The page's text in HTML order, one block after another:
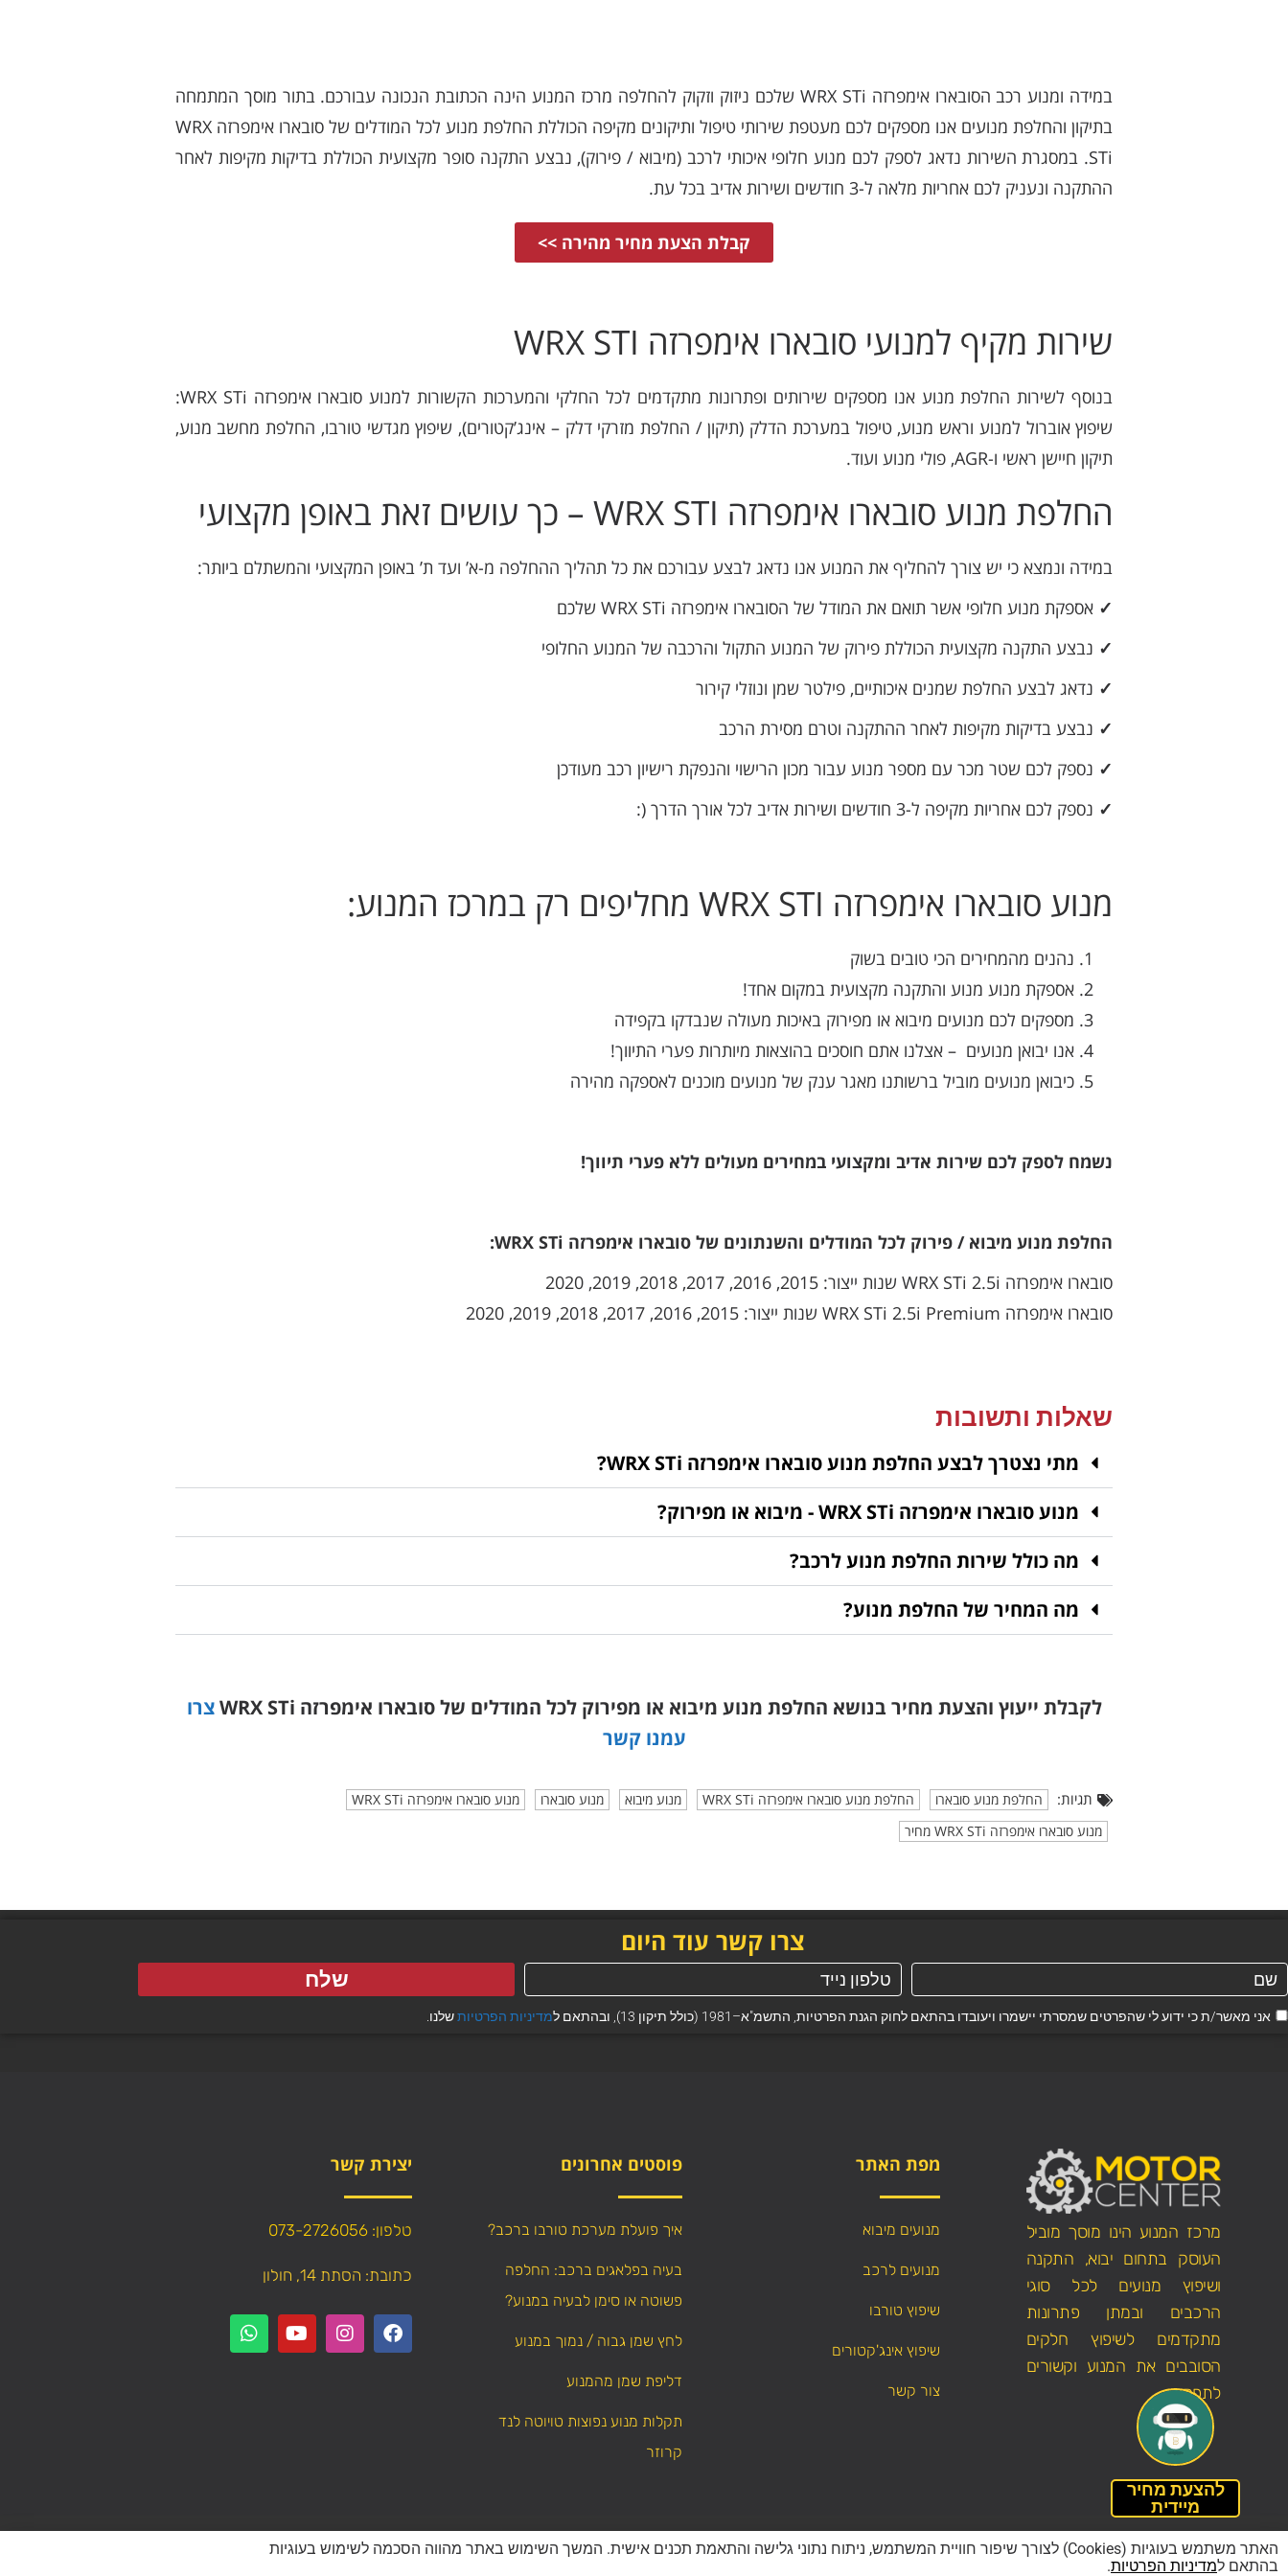
במידה ומנוע רכב הסובארו אימפרזה WRX STi שלכם ניזוק וזקוק להחלפה מרכז המנוע הינה הכתובת הנכונה עבורכם. בתור מוסך המתמחה
בתיקון והחלפת מנועים אנו מספקים לכם מעטפת שירותי טיפול ותיקונים מקיפה הכוללת החלפת מנוע לכל המודלים של סובארו אימפרזה WRX
STi. במסגרת השירות נדאג לספק לכם מנוע חלופי איכותי לרכב (מיבוא / פירוק), נבצע התקנה סופר מקצועית הכוללת בדיקות מקיפות לאחר
ההתקנה ונעניק לכם אחריות מלאה ל-3 חודשים ושירות אדיב בכל עת.
קבלת הצעת מחיר מהירה >>
שירות מקיף למנועי סובארו אימפרזה WRX STI
בנוסף לשירות החלפת מנוע אנו מספקים שירותים ופתרונות מתקדמים לכל החלקי והמערכות הקשורות למנוע סובארו אימפרזה WRX STi:
שיפוץ אוברול למנוע וראש מנוע, טיפול במערכת הדלק (תיקון / החלפת מזרקי דלק – אינג’קטורים), שיפוץ מגדשי טורבו, החלפת מחשב מנוע,
תיקון חיישן ראשי ו-AGR, פולי מנוע ועוד.
החלפת מנוע סובארו אימפרזה WRX STI – כך עושים זאת באופן מקצועי
במידה ונמצא כי יש צורך להחליף את המנוע אנו נדאג לבצע עבורכם את כל תהליך ההחלפה מ-א’ ועד ת’ באופן המקצועי והמשתלם ביותר:
✓ אספקת מנוע חלופי אשר תואם את המודל של הסובארו אימפרזה WRX STi שלכם
✓ נבצע התקנה מקצועית הכוללת פירוק של המנוע התקול והרכבה של המנוע החלופי
✓ נדאג לבצע החלפת שמנים איכותיים, פילטר שמן ונוזלי קירור
✓ נבצע בדיקות מקיפות לאחר ההתקנה וטרם מסירת הרכב
✓ נספק לכם שטר מכר עם מספר מנוע עבור מכון הרישוי והנפקת רישיון רכב מעודכן
✓ נספק לכם אחריות מקיפה ל-3 חודשים ושירות אדיב לכל אורך הדרך (:
מנוע סובארו אימפרזה WRX STI מחליפים רק במרכז המנוע:
נהנים מהמחירים הכי טובים בשוק
אספקת מנוע מנוע והתקנה מקצועית במקום אחד!
מספקים לכם מנועים מיבוא או מפירוק באיכות מעולה שנבדקו בקפידה
אנו יבואן מנועים – אצלנו אתם חוסכים בהוצאות מיותרות פערי התיווך!
כיבואן מנועים מוביל ברשותנו מאגר ענק של מנועים מוכנים לאספקה מהירה
נשמח לספק לכם שירות אדיב ומקצועי במחירים מעולים ללא פערי תיווך!
החלפת מנוע מיבוא / פירוק לכל המודלים והשנתונים של סובארו אימפרזה WRX STi:
סובארו אימפרזה WRX STi 2.5i שנות ייצור: 2015, 2016, 2017, 2018, 2019, 2020
סובארו אימפרזה WRX STi 2.5i Premium שנות ייצור: 2015, 2016, 2017, 2018, 2019, 2020
שאלות ותשובות
מתי נצטרך לבצע החלפת מנוע סובארו אימפרזה WRX STi?
מנוע סובארו אימפרזה WRX STi - מיבוא או מפירוק?
מה כולל שירות החלפת מנוע לרכב?
מה המחיר של החלפת מנוע?
לקבלת ייעוץ והצעת מחיר בנושא החלפת מנוע מיבוא או מפירוקלכל המודלים של סובארו אימפרזה WRX STi
צרו
עמנו קשר
תגיות: החלפת מנוע סובארו החלפת מנוע סובארו אימפרזה WRX STi מנוע מיבוא מנוע סובארו
מנוע סובארו אימפרזה WRX STi
מנוע סובארו אימפרזה WRX STi מחיר
צרו קשר עוד היום
אני מאשר/ת כי ידוע לי שהפרטים שמסרתי יישמרו ויעובדו בהתאם לחוק הגנת הפרטיות, התשמ"א–1981 (כולל תיקון 13), ובהתאם ל מדיניות הפרטיותשלנו.
שלח
מרכז המנוע הינו מוסך מוביל
העוסק בתחום יבוא, התקנה
ושיפוץ מנועים לכל סוגי
הרכבים ובמתן פתרונות
מתקדמים לשיפוץ חלקים
הסובבים את המנוע וקשורים
לתפקודו.
מפת האתר
מנועים מיבוא
מנועים לרכב
שיפוץ טורבו
שיפוץ אינג'קטורים
צור קשר
פוסטים אחרונים
איך פועלת מערכת טורבו ברכב?
בעיה בפלאגים ברכב: החלפה
פשוטה או סימן לבעיה במנוע?
לחץ שמן גבוה / נמוך במנוע
דליפת שמן מהמנוע
תקלות מנוע נפוצות טויוטה לנד
קרוזר
יצירת קשר
טלפון: 073-2726056
כתובת: הסתת 14, חולון
הצהרת נגישות WebResult כל הזכויות שמורות – אין להעתיק תוכן (טקסט ותמונות) מהאתר!
להצעת מחיר
מיידית
האתר משתמש בעוגיות (Cookies) לצורך שיפור חוויית המשתמש, ניתוח נתוני גלישה והתאמת תכנים אישית. המשך השימוש באתר מהווה הסכמה לשימוש בעוגיות
בהתאם למדיניות הפרטיות.